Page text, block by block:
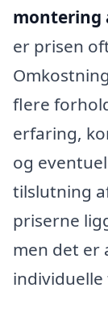
montering
er prisen
flere
erfaring,
og
tilslutning
priserne
men det er